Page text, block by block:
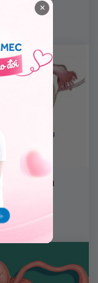
bầu cần
×